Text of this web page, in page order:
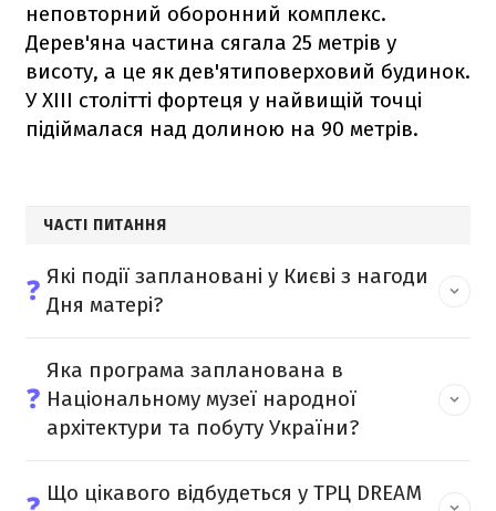
неповторний оборонний комплекс.
Дерев'яна частина сягала 25 метрів у
висоту, а це як дев'ятиповерховий будинок.
У XIII столітті фортеця у найвищій точці
підіймалася над долиною на 90 метрів.
ЧАСТІ ПИТАННЯ
❓ Які події заплановані у Києві з нагоди
Дня матері?
❓
Яка програма запланована в
Національному музеї народної
архітектури та побуту України?
Що цікавого відбудеться у ТРЦ DREAM